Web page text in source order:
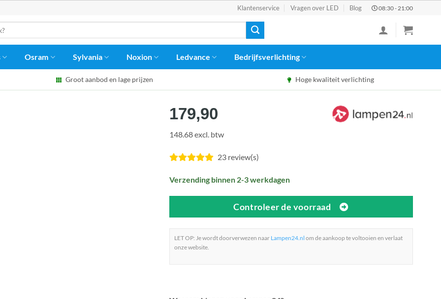
Klantenservice Vragen over LED Blog 08:30 - 21:00
Osram Sylvania Noxion Ledvance Bedrijfsverlichting
Groot aanbod en lage prijzen Hoge kwaliteit verlichting
179,90
148.68 excl. btw
23 review(s)
Verzending binnen 2-3 werkdagen
Controleer de voorraad
LET OP: Je wordt doorverwezen naar Lampen24.nl om de aankoop te voltooien en verlaat
onze website.